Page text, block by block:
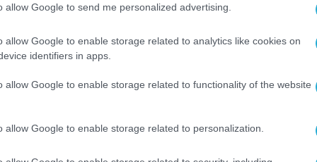
allow Google to send me personalized advertising.
allow Google to enable storage related to analytics like cookies on
identifiers in apps.
allow Google to enable storage related to functionality of the website
allow Google to enable storage related to personalization.
στρατόπεδο του Ερντογάν, πάντως, ο
στην «επόμενη μέρα» αντιμετωπίζεται με
μοιάζουν να ευνοούν τον Τούρκο
παρουσιάζει σημάδια σταθεροποίησης
του 2023, η επιρροή της Άγκυρας στη Μέση